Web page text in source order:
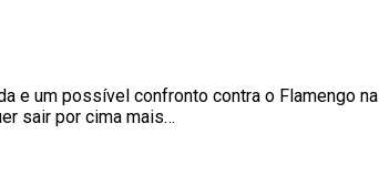
e um possível confronto contra o Flamengo na
sair por cima mais…